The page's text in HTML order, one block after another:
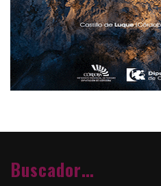
Buscador…